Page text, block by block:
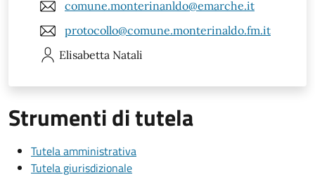
comune.monterinanldo@emarche.it
protocollo@comune.monterinaldo.fm.it
Elisabetta Natali
Strumenti di tutela
Tutela amministrativa
Tutela giurisdizionale